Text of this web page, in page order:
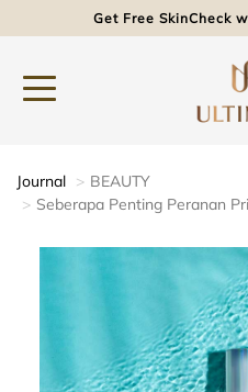
Get Free SkinCheck
Journal
BEAUTY
Seberapa Penting Peranan